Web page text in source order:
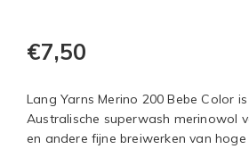
€7,50
Lang Yarns Merino 200 Bebe Color
Australische superwash merinowol
en andere fijne breiwerken van